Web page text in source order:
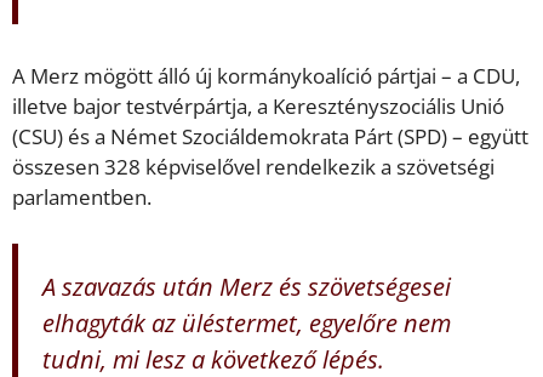
A Merz mögött álló új kormánykoalíció pártjai – a CDU,
illetve bajor testvérpártja, a Keresztényszociális Unió
(CSU) és a Német Szociáldemokrata Párt (SPD) – együtt
összesen 328 képviselővel rendelkezik a szövetségi
parlamentben.
A szavazás után Merz és szövetségesei
elhagyták az üléstermet, egyelőre nem
tudni, mi lesz a következő lépés.